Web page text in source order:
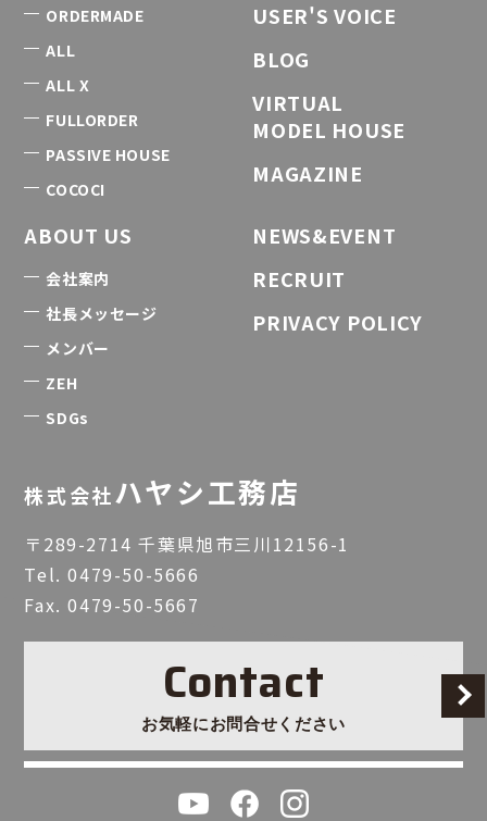
ORDERMADE
ALL
ALL X
FULLORDER
PASSIVE HOUSE
COCOCI
USER'S VOICE
BLOG
VIRTUAL
MODEL HOUSE
MAGAZINE
ABOUT US
会社案内
社長メッセージ
メンバー
ZEH
SDGs
NEWS&EVENT
RECRUIT
PRIVACY POLICY
株式会社ハヤシ工務店
〒289-2714 千葉県旭市三川12156-1
Tel.0479-50-5666
Fax. 0479-50-5667
Contact
お気軽にお問合せください